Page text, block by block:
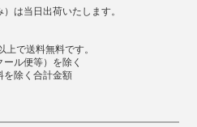
は当日出荷いたします。
上で送料無料です。
ル便等）を除く
除く合計金額